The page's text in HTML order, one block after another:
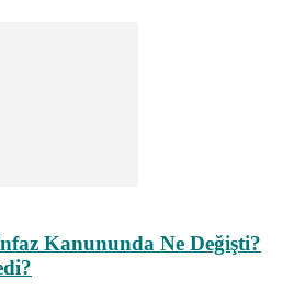
Kanununda Ne Değişti?